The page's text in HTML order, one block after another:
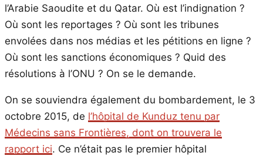
l’Arabie Saoudite et du Qatar. Où est l’indignation ?
Où sont les reportages ? Où sont les tribunes
envolées dans nos médias et les pétitions en ligne ?
Où sont les sanctions économiques ? Quid des
résolutions à l’ONU ? On se le demande.
On se souviendra également du bombardement, le 3
octobre 2015, de l’hôpital de Kunduz tenu par
Médecins sans Frontières, dont on trouvera le
rapport ici. Ce n’était pas le premier hôpital